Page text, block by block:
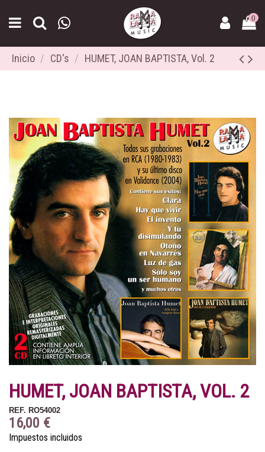
0
Inicio CD's HUMET, JOAN BAPTISTA, Vol. 2
HUMET, JOAN BAPTISTA, VOL. 2
REF. RO54002
16,00 €
Impuestos incluidos